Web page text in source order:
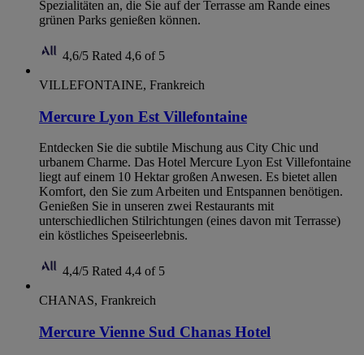
Spezialitäten an, die Sie auf der Terrasse am Rande eines
grünen Parks genießen können.
4,6/5 Rated 4,6 of 5
VILLEFONTAINE, Frankreich
Mercure Lyon Est Villefontaine
Entdecken Sie die subtile Mischung aus City Chic und
urbanem Charme. Das Hotel Mercure Lyon Est Villefontaine
liegt auf einem 10 Hektar großen Anwesen. Es bietet allen
Komfort, den Sie zum Arbeiten und Entspannen benötigen.
Genießen Sie in unseren zwei Restaurants mit
unterschiedlichen Stilrichtungen (eines davon mit Terrasse)
ein köstliches Speiseerlebnis.
4,4/5 Rated 4,4 of 5
CHANAS, Frankreich
Mercure Vienne Sud Chanas Hotel